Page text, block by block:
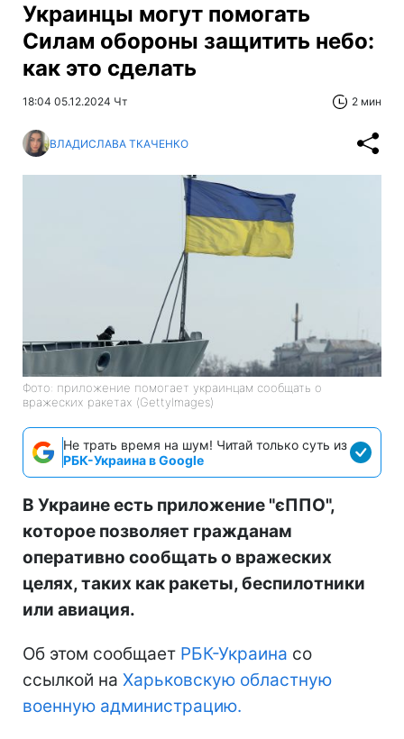
Украинцы могут помогать
Силам обороны защитить небо:
как это сделать
18:04 05.12.2024 Чт 2 мин
ВЛАДИСЛАВА ТКАЧЕНКО
Фото: приложение помогает украинцам сообщать о
вражеских ракетах (GettyImages)
Не трать время на шум! Читай только суть из
РБК-Украина в Google
В Украине есть приложение "єППО",
которое позволяет гражданам
оперативно сообщать о вражеских
целях, таких как ракеты, беспилотники
или авиация.
Об этом сообщает РБК-Украина со
ссылкой на Харьковскую областную
военную администрацию.